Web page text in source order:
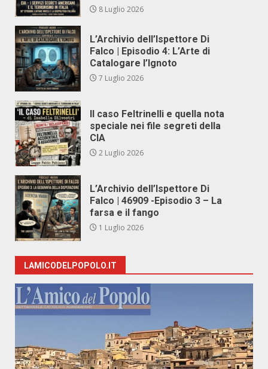
8 Luglio 2026
L’Archivio dell’Ispettore Di
Falco | Episodio 4: L’Arte di
Catalogare l’Ignoto
7 Luglio 2026
Il caso Feltrinelli e quella nota
speciale nei file segreti della
CIA
2 Luglio 2026
L’Archivio dell’Ispettore Di
Falco | 46909 -Episodio 3 – La
farsa e il fango
1 Luglio 2026
LAMICODELPOPOLO.IT